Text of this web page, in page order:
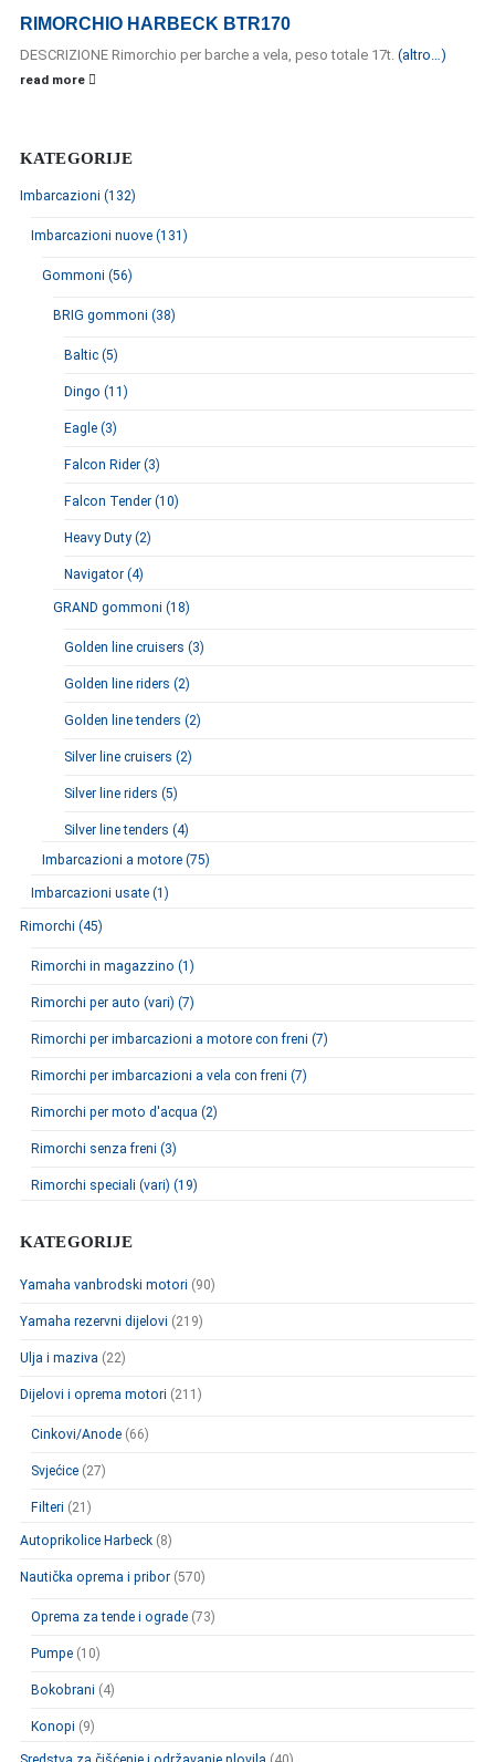
RIMORCHIO HARBECK BTR170
DESCRIZIONE Rimorchio per barche a vela, peso totale 17t. (altro…)
read more
KATEGORIJE
Imbarcazioni (132)
Imbarcazioni nuove (131)
Gommoni (56)
BRIG gommoni (38)
Baltic (5)
Dingo (11)
Eagle (3)
Falcon Rider (3)
Falcon Tender (10)
Heavy Duty (2)
Navigator (4)
GRAND gommoni (18)
Golden line cruisers (3)
Golden line riders (2)
Golden line tenders (2)
Silver line cruisers (2)
Silver line riders (5)
Silver line tenders (4)
Imbarcazioni a motore (75)
Imbarcazioni usate (1)
Rimorchi (45)
Rimorchi in magazzino (1)
Rimorchi per auto (vari) (7)
Rimorchi per imbarcazioni a motore con freni (7)
Rimorchi per imbarcazioni a vela con freni (7)
Rimorchi per moto d'acqua (2)
Rimorchi senza freni (3)
Rimorchi speciali (vari) (19)
KATEGORIJE
Yamaha vanbrodski motori (90)
Yamaha rezervni dijelovi (219)
Ulja i maziva (22)
Dijelovi i oprema motori (211)
Cinkovi/Anode (66)
Svjećice (27)
Filteri (21)
Autoprikolice Harbeck (8)
Nautička oprema i pribor (570)
Oprema za tende i ograde (73)
Pumpe (10)
Bokobrani (4)
Konopi (9)